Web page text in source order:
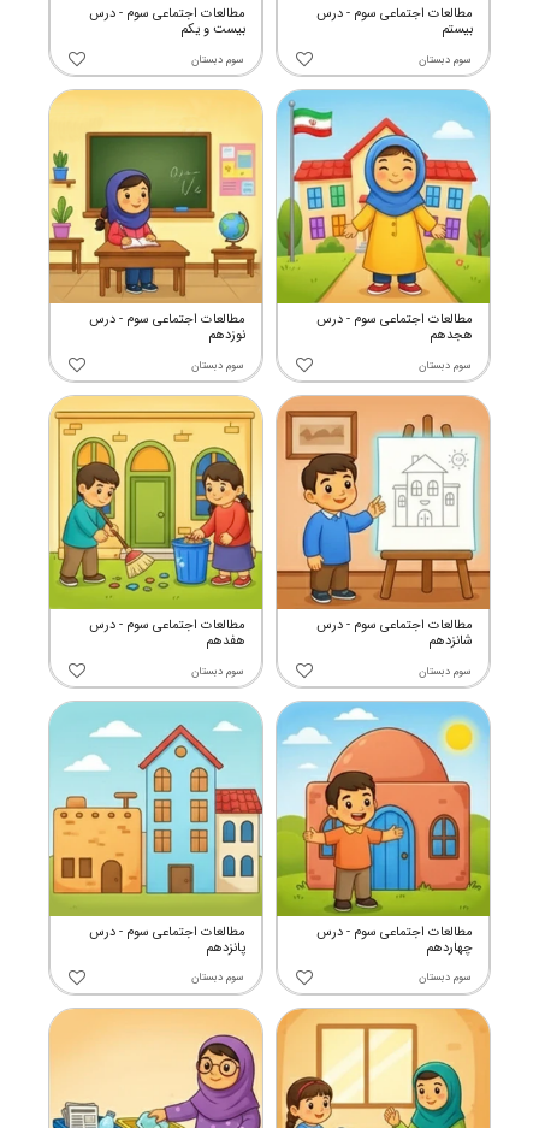
مطالعات اجتماعی سوم - درس
بیست و یکم
سوم دبستان
مطالعات اجتماعی سوم - درس
بیستم
سوم دبستان
مطالعات اجتماعی سوم - درس
نوزدهم
سوم دبستان
مطالعات اجتماعی سوم - درس
هجدهم
سوم دبستان
مطالعات اجتماعی سوم - درس
هفدهم
سوم دبستان
مطالعات اجتماعی سوم - درس
شانزدهم
سوم دبستان
مطالعات اجتماعی سوم - درس
پانزدهم
سوم دبستان
مطالعات اجتماعی سوم - درس
چهاردهم
سوم دبستان